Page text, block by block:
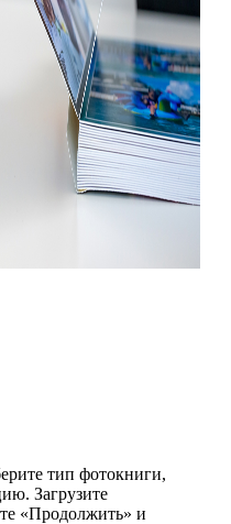
тип фотокниги,
Загрузите
«Продолжить» и